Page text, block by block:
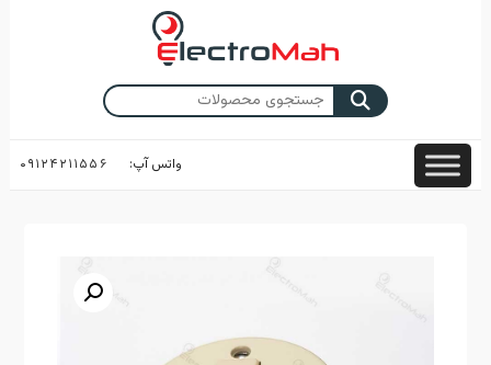
جستجو
برای:
واتس آپ: ۰۹۱۲۴۲۱۱۵۵۶